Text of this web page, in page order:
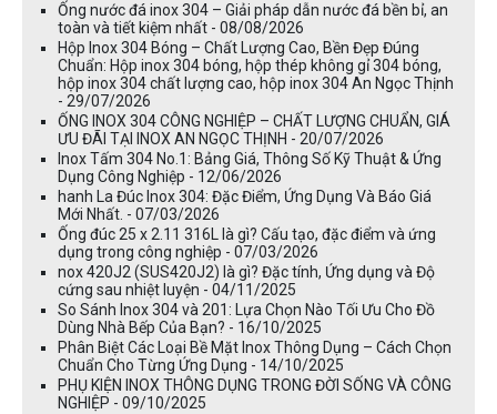
Ống nước đá inox 304 – Giải pháp dẫn nước đá bền bỉ, an
toàn và tiết kiệm nhất - 08/08/2026
Hộp Inox 304 Bóng – Chất Lượng Cao, Bền Đẹp Đúng
Chuẩn: Hộp inox 304 bóng, hộp thép không gỉ 304 bóng,
hộp inox 304 chất lượng cao, hộp inox 304 An Ngọc Thịnh
- 29/07/2026
ỐNG INOX 304 CÔNG NGHIỆP – CHẤT LƯỢNG CHUẨN, GIÁ
ƯU ĐÃI TẠI INOX AN NGỌC THỊNH - 20/07/2026
Inox Tấm 304 No.1: Bảng Giá, Thông Số Kỹ Thuật & Ứng
Dụng Công Nghiệp - 12/06/2026
hanh La Đúc Inox 304: Đặc Điểm, Ứng Dụng Và Báo Giá
Mới Nhất. - 07/03/2026
Ống đúc 25 x 2.11 316L là gì? Cấu tạo, đặc điểm và ứng
dụng trong công nghiệp - 07/03/2026
nox 420J2 (SUS420J2) là gì? Đặc tính, Ứng dụng và Độ
cứng sau nhiệt luyện - 04/11/2025
So Sánh Inox 304 và 201: Lựa Chọn Nào Tối Ưu Cho Đồ
Dùng Nhà Bếp Của Bạn? - 16/10/2025
Phân Biệt Các Loại Bề Mặt Inox Thông Dụng – Cách Chọn
Chuẩn Cho Từng Ứng Dụng - 14/10/2025
PHỤ KIỆN INOX THÔNG DỤNG TRONG ĐỜI SỐNG VÀ CÔNG
NGHIỆP - 09/10/2025